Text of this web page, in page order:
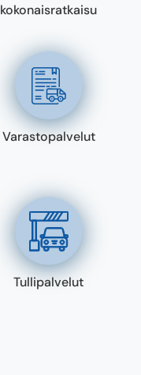
kokonaisratkaisu
Varastopalvelut
Tullipalvelut